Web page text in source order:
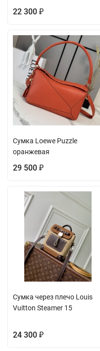
22 300 ₽
Сумка Loewe Puzzle
оранжевая
29 500 ₽
Сумка через плечо Louis
Vuitton Steamer 15
24 300 ₽